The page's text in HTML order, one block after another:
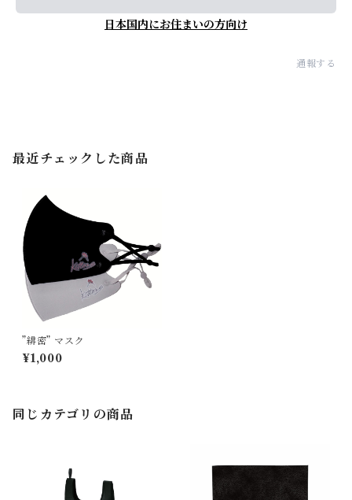
日本国内にお住まいの方向け
通報する
最近チェックした商品
”緋密” マスク
¥1,000
同じカテゴリの商品